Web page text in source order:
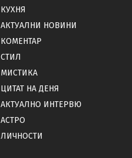
КУХНЯ
АКТУАЛНИ НОВИНИ
КОМЕНТАР
СТИЛ
МИСТИКА
ЦИТАТ НА ДЕНЯ
АКТУАЛНО ИНТЕРВЮ
АСТРО
ЛИЧНОСТИ